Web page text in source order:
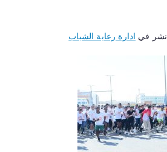
سوهاج
نشر في ادارة رعاية الشباب